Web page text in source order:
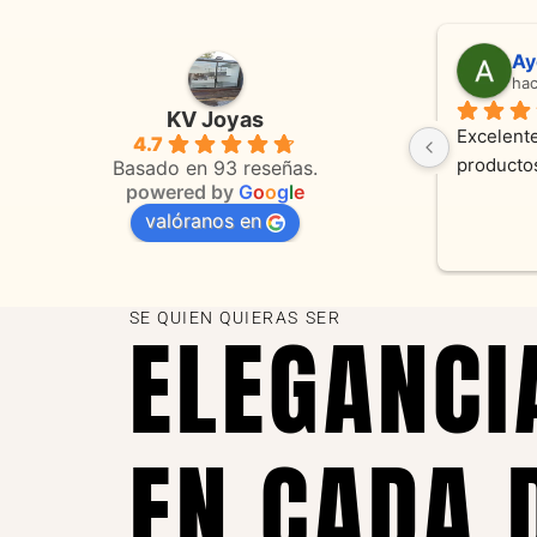
KV Joyas
4.7
Basado en 93 reseñas.
powered by Google
valóranos en
Adriana Ghisoli
hace 3 meses
Muy buena atención, con amabilidad y
orientaciones convenientes
en todo
SE QUIEN QUIERAS SER